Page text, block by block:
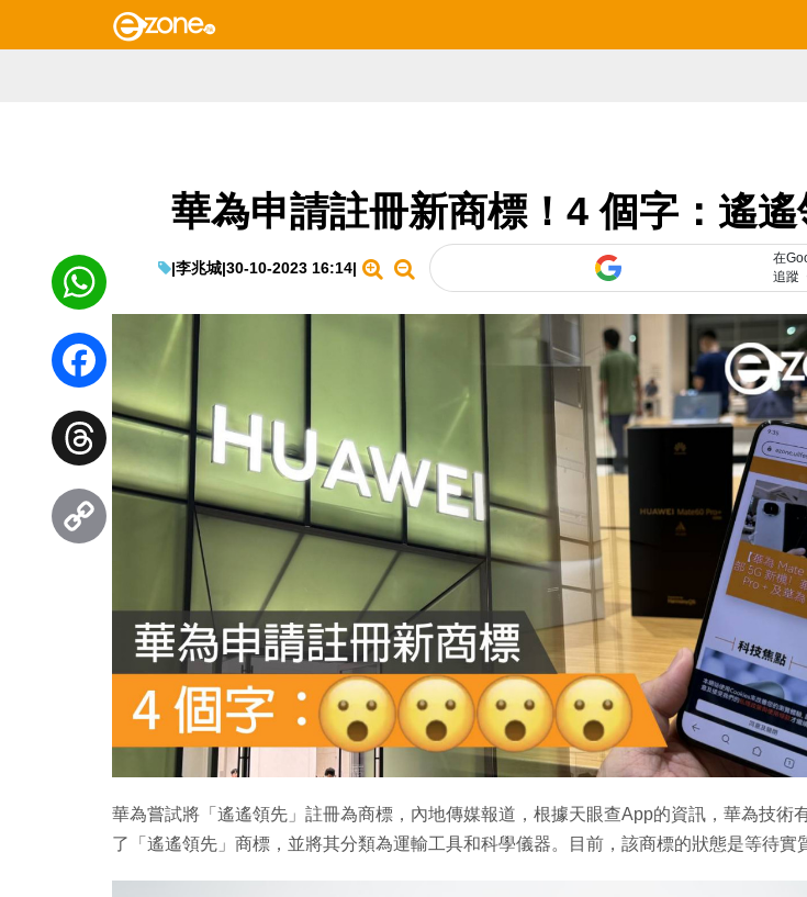
華為申請註冊新商標！4 個字：遙
|李兆城|30-10-2023 16:14|
在
追蹤
華為嘗試將「遙遙領先」註冊為商標，內地傳媒報道，根據天眼查App的資訊，華為技術
了「遙遙領先」商標，並將其分類為運輸工具和科學儀器。目前，該商標的狀態是等待實
WhatsApp
Facebook
Threads
Link